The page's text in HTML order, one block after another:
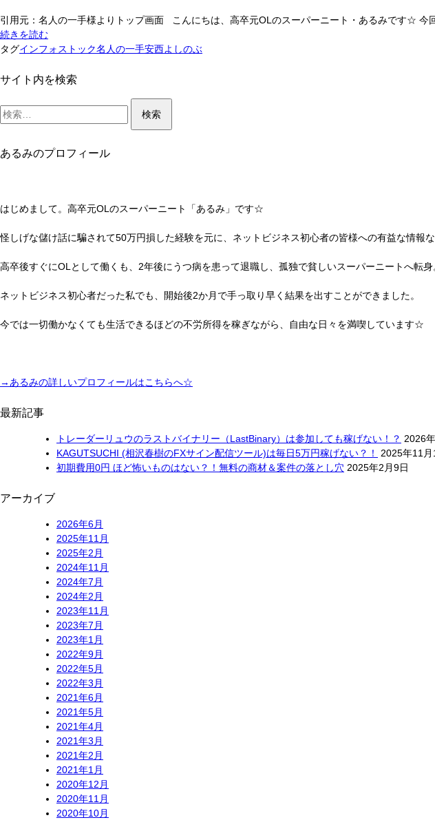
引用元：名人の一手様よりトップ画面 こんにちは、高卒元OLのスーパーニート・あるみです☆
続きを読む名
人
一
(安
し
日
225
動
イ
ツ
貯
や
せ
な
タグインフォストック名人の一手安西よしのぶ
サイト内を検索
検
索:
あるみのプロフィール
はじめまして。高卒元OLのスーパーニート「あるみ」です☆
怪しげな儲け話に騙されて50万円損した経験を元に、ネットビジネス初心者の皆様への有益な情報
高卒後すぐにOLとして働くも、2年後にうつ病を患って退職し、孤独で貧しいスーパーニートへ転身
ネットビジネス初心者だった私でも、開始後2か月で手っ取り早く結果を出すことができました。
今では一切働かなくても生活できるほどの不労所得を稼ぎながら、自由な日々を満喫しています☆
→ あるみの詳しいプロフィールはこちらへ☆
最新記事
トレーダーリュウのラストバイナリー（LastBinary）は参加しても稼げない！？ 2026
KAGUTSUCHI (相沢春樹のFXサイン配信ツール)は毎日5万円稼げない？！
2025年11月
初期費用0円 ほど怖いものはない？！無料の商材＆案件の落とし穴 2025年2月9日
アーカイブ
2026年6月
2025年11月
2025年2月
2024年11月
2024年7月
2024年2月
2023年11月
2023年7月
2023年1月
2022年9月
2022年5月
2022年3月
2021年6月
2021年5月
2021年4月
2021年3月
2021年2月
2021年1月
2020年12月
2020年11月
2020年10月